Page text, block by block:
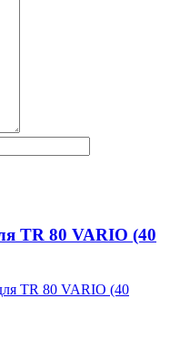
TR 80 VARIO (40